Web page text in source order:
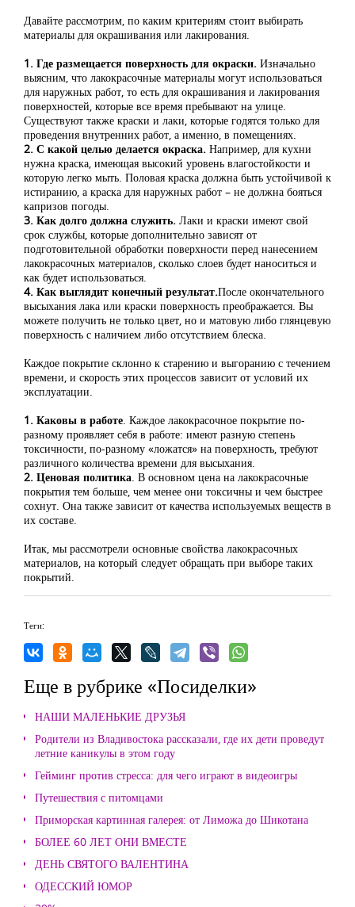
Давайте рассмотрим, по каким критериям стоит выбирать
материалы для окрашивания или лакирования.
1. Где размещается поверхность для окраски. Изначально
выясним, что лакокрасочные материалы могут использоваться
для наружных работ, то есть для окрашивания и лакирования
поверхностей, которые все время пребывают на улице.
Существуют также краски и лаки, которые годятся только для
проведения внутренних работ, а именно, в помещениях.
2. С какой целью делается окраска. Например, для кухни
нужна краска, имеющая высокий уровень влагостойкости и
которую легко мыть. Половая краска должна быть устойчивой к
истиранию, а краска для наружных работ – не должна бояться
капризов погоды.
3. Как долго должна служить. Лаки и краски имеют свой
срок службы, которые дополнительно зависят от
подготовительной обработки поверхности перед нанесением
лакокрасочных материалов, сколько слоев будет наноситься и
как будет использоваться.
4. Как выглядит конечный результат.После окончательного
высыхания лака или краски поверхность преображается. Вы
можете получить не только цвет, но и матовую либо глянцевую
поверхность с наличием либо отсутствием блеска.
Каждое покрытие склонно к старению и выгоранию с течением
времени, и скорость этих процессов зависит от условий их
эксплуатации.
1. Каковы в работе . Каждое лакокрасочное покрытие по-
разному проявляет себя в работе: имеют разную степень
токсичности, по-разному «ложатся» на поверхность, требуют
различного количества времени для высыхания.
2. Ценовая политика . В основном цена на лакокрасочные
покрытия тем больше, чем менее они токсичны и чем быстрее
сохнут. Она также зависит от качества используемых веществ в
их составе.
Итак, мы рассмотрели основные свойства лакокрасочных
материалов, на который следует обращать при выборе таких
покрытий.
Теги:
Еще в рубрике «Посиделки»
НАШИ МАЛЕНЬКИЕ ДРУЗЬЯ
Родители из Владивостока рассказали, где их дети проведут
летние каникулы в этом году
Гейминг против стресса: для чего играют в видеоигры
Путешествия с питомцами
Приморская картинная галерея: от Лиможа до Шикотана
БОЛЕЕ 60 ЛЕТ ОНИ ВМЕСТЕ
ДЕНЬ СВЯТОГО ВАЛЕНТИНА
ОДЕССКИЙ ЮМОР